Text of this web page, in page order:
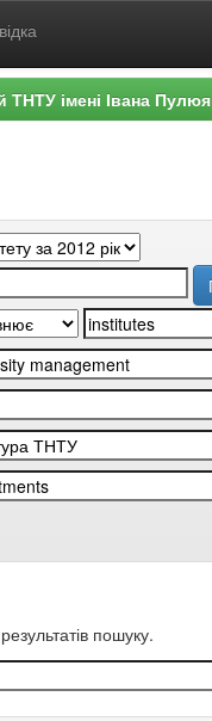
ТНТУ імені Івана Пулюя
пошуку.